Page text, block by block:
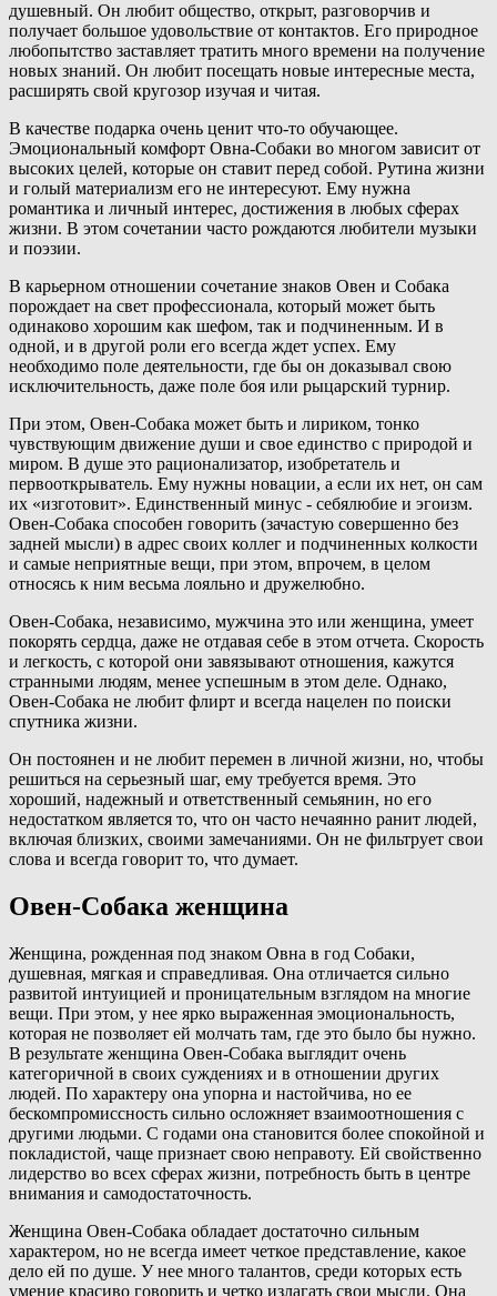
душевный. Он любит общество, открыт, разговорчив и
получает большое удовольствие от контактов. Его природное
любопытство заставляет тратить много времени на получение
новых знаний. Он любит посещать новые интересные места,
расширять свой кругозор изучая и читая.
В качестве подарка очень ценит что-то обучающее.
Эмоциональный комфорт Овна-Собаки во многом зависит от
высоких целей, которые он ставит перед собой. Рутина жизни
и голый материализм его не интересуют. Ему нужна
романтика и личный интерес, достижения в любых сферах
жизни. В этом сочетании часто рождаются любители музыки
и поэзии.
В карьерном отношении сочетание знаков Овен и Собака
порождает на свет профессионала, который может быть
одинаково хорошим как шефом, так и подчиненным. И в
одной, и в другой роли его всегда ждет успех. Ему
необходимо поле деятельности, где бы он доказывал свою
исключительность, даже поле боя или рыцарский турнир.
При этом, Овен-Собака может быть и лириком, тонко
чувствующим движение души и свое единство с природой и
миром. В душе это рационализатор, изобретатель и
первооткрыватель. Ему нужны новации, а если их нет, он сам
их «изготовит». Единственный минус - себялюбие и эгоизм.
Овен-Собака способен говорить (зачастую совершенно без
задней мысли) в адрес своих коллег и подчиненных колкости
и самые неприятные вещи, при этом, впрочем, в целом
относясь к ним весьма лояльно и дружелюбно.
Овен-Собака, независимо, мужчина это или женщина, умеет
покорять сердца, даже не отдавая себе в этом отчета. Скорость
и легкость, с которой они завязывают отношения, кажутся
странными людям, менее успешным в этом деле. Однако,
Овен-Собака не любит флирт и всегда нацелен по поиски
спутника жизни.
Он постоянен и не любит перемен в личной жизни, но, чтобы
решиться на серьезный шаг, ему требуется время. Это
хороший, надежный и ответственный семьянин, но его
недостатком является то, что он часто нечаянно ранит людей,
включая близких, своими замечаниями. Он не фильтрует свои
слова и всегда говорит то, что думает.
Овен-Собака женщина
Женщина, рожденная под знаком Овна в год Собаки,
душевная, мягкая и справедливая. Она отличается сильно
развитой интуицией и проницательным взглядом на многие
вещи. При этом, у нее ярко выраженная эмоциональность,
которая не позволяет ей молчать там, где это было бы нужно.
В результате женщина Овен-Собака выглядит очень
категоричной в своих суждениях и в отношении других
людей. По характеру она упорна и настойчива, но ее
бескомпромиссность сильно осложняет взаимоотношения с
другими людьми. С годами она становится более спокойной и
покладистой, чаще признает свою неправоту. Ей свойственно
лидерство во всех сферах жизни, потребность быть в центре
внимания и самодостаточность.
Женщина Овен-Собака обладает достаточно сильным
характером, но не всегда имеет четкое представление, какое
дело ей по душе. У нее много талантов, среди которых есть
умение красиво говорить и четко излагать свои мысли. Она